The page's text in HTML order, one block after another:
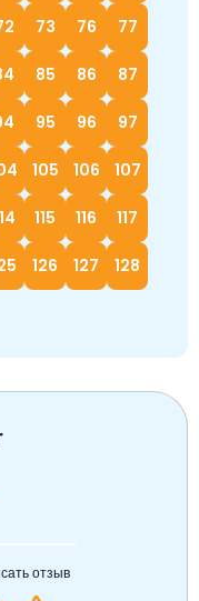
73 76 77
85 86 87
95 96 97
105 106 107
115 116 117
126 127 128
отзыв